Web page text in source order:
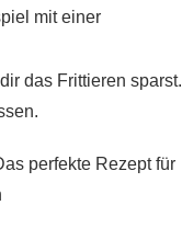
mit einer
das Frittieren sparst.